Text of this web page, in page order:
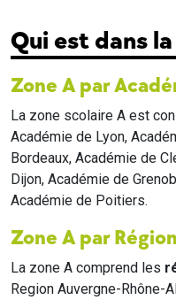
Qui est dans
Zone A par
La zone scolaire A est
Académie de Lyon,
Bordeaux, Académie de
Dijon, Académie de
Académie de Poitiers.
Zone A par
La zone A comprend les
Region Auvergne-Rhône-